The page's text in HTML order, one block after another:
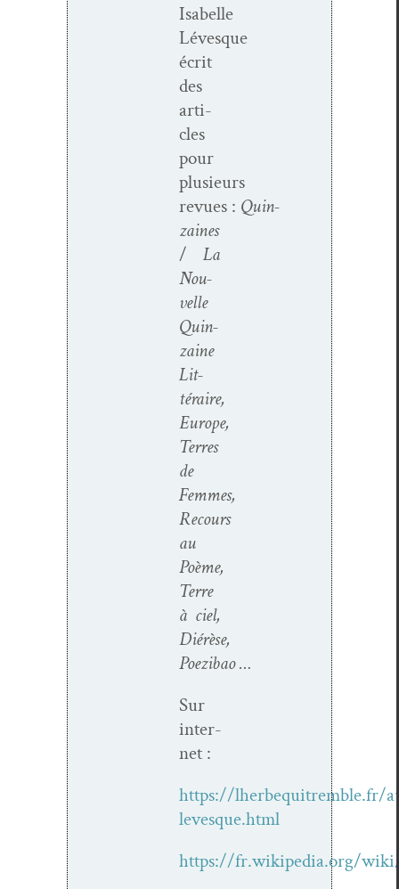
Isabelle
Lévesque
écrit
des
arti­
cles
pour
plusieurs
revues : Quin­
zaines
/ La
Nou­
velle
Quin­
zaine
Lit­
téraire,
Europe,
Ter­res
de
Femmes,
Recours
au
Poème,
Terre
à ciel,
Diérèse,
Poezibao …
Sur
inter­
net :
https://lherbequitremble.fr/
levesque.html
https://fr.wikipedia.org/wiki/